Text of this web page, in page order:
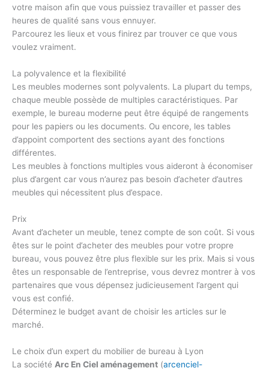
votre maison afin que vous puissiez travailler et passer des
heures de qualité sans vous ennuyer.
Parcourez les lieux et vous finirez par trouver ce que vous
voulez vraiment.
La polyvalence et la flexibilité
Les meubles modernes sont polyvalents. La plupart du temps,
chaque meuble possède de multiples caractéristiques. Par
exemple, le bureau moderne peut être équipé de rangements
pour les papiers ou les documents. Ou encore, les tables
d’appoint comportent des sections ayant des fonctions
différentes.
Les meubles à fonctions multiples vous aideront à économiser
plus d’argent car vous n’aurez pas besoin d’acheter d’autres
meubles qui nécessitent plus d’espace.
Prix
Avant d’acheter un meuble, tenez compte de son coût. Si vous
êtes sur le point d’acheter des meubles pour votre propre
bureau, vous pouvez être plus flexible sur les prix. Mais si vous
êtes un responsable de l’entreprise, vous devrez montrer à vos
partenaires que vous dépensez judicieusement l’argent qui
vous est confié.
Déterminez le budget avant de choisir les articles sur le
marché.
Le choix d’un expert du mobilier de bureau à Lyon
La société Arc En Ciel aménagement (arcenciel-